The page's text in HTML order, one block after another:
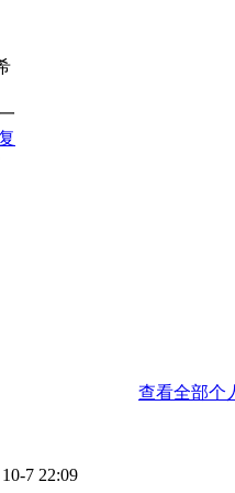
查看全部个
10-7 22:09